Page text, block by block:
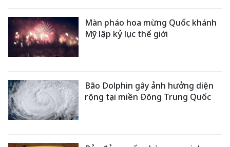
Màn pháo hoa mừng Quốc khánh
Mỹ lập kỷ lục thế giới
Bão Dolphin gây ảnh hưởng diện
rộng tại miền Đông Trung Quốc